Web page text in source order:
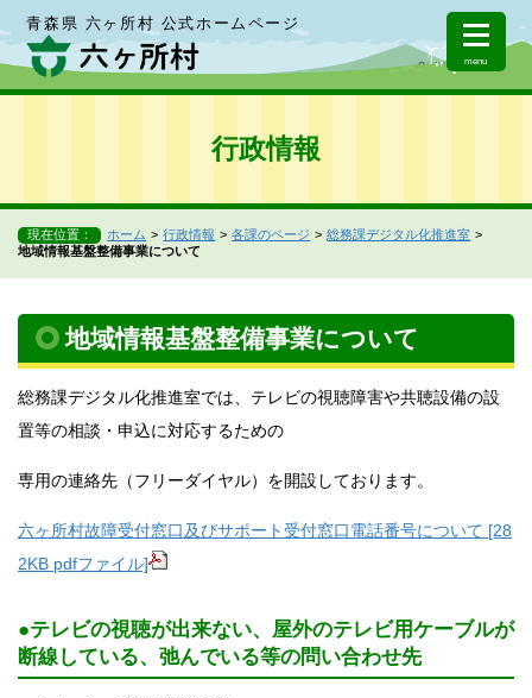
青森県 六ヶ所村 公式ホームページ
menu
行政情報
現在位置： ホーム 行政情報 各課のページ
総務課デジタル化推進室
地域情報基盤整備事業について
地域情報基盤整備事業について
総務課デジタル化推進室では、テレビの視聴障害や共聴設備の設
置等の相談・申込に対応するための
専用の連絡先（フリーダイヤル）を開設しております。
六ヶ所村故障受付窓口及びサポート受付窓口電話番号について [28
2KB pdfファイル]
●テレビの視聴が出来ない、屋外のテレビ用ケーブルが
断線している、弛んでいる等の問い合わせ先